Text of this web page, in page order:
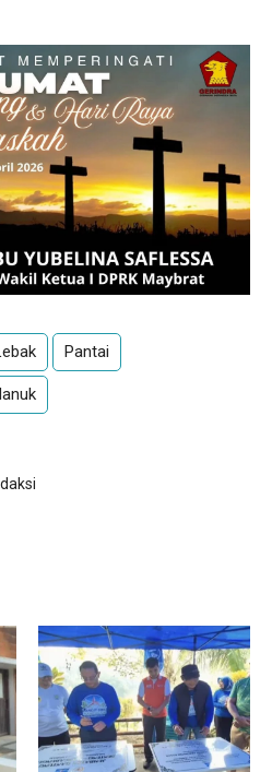
Pantai